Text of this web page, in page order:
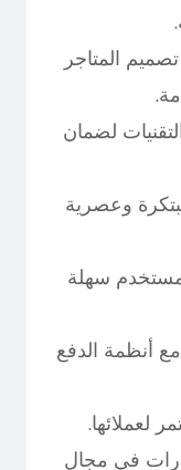
المتاجر
لضمان
وعصرية
سهلة
أنظمة الدفع
لعملائها.
في مجال